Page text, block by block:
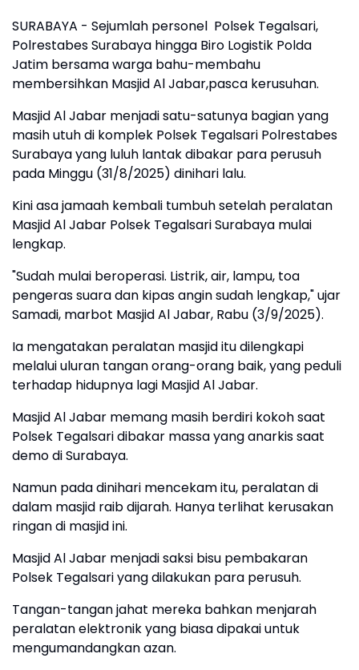
SURABAYA - Sejumlah personel Polsek Tegalsari,
Polrestabes Surabaya hingga Biro Logistik Polda
Jatim bersama warga bahu-membahu
membersihkan Masjid Al Jabar,pasca kerusuhan.
Masjid Al Jabar menjadi satu-satunya bagian yang
masih utuh di komplek Polsek Tegalsari Polrestabes
Surabaya yang luluh lantak dibakar para perusuh
pada Minggu (31/8/2025) dinihari lalu.
Kini asa jamaah kembali tumbuh setelah peralatan
Masjid Al Jabar Polsek Tegalsari Surabaya mulai
lengkap.
"Sudah mulai beroperasi. Listrik, air, lampu, toa
pengeras suara dan kipas angin sudah lengkap," ujar
Samadi, marbot Masjid Al Jabar, Rabu (3/9/2025).
Ia mengatakan peralatan masjid itu dilengkapi
melalui uluran tangan orang-orang baik, yang peduli
terhadap hidupnya lagi Masjid Al Jabar.
Masjid Al Jabar memang masih berdiri kokoh saat
Polsek Tegalsari dibakar massa yang anarkis saat
demo di Surabaya.
Namun pada dinihari mencekam itu, peralatan di
dalam masjid raib dijarah. Hanya terlihat kerusakan
ringan di masjid ini.
Masjid Al Jabar menjadi saksi bisu pembakaran
Polsek Tegalsari yang dilakukan para perusuh.
Tangan-tangan jahat mereka bahkan menjarah
peralatan elektronik yang biasa dipakai untuk
mengumandangkan azan.